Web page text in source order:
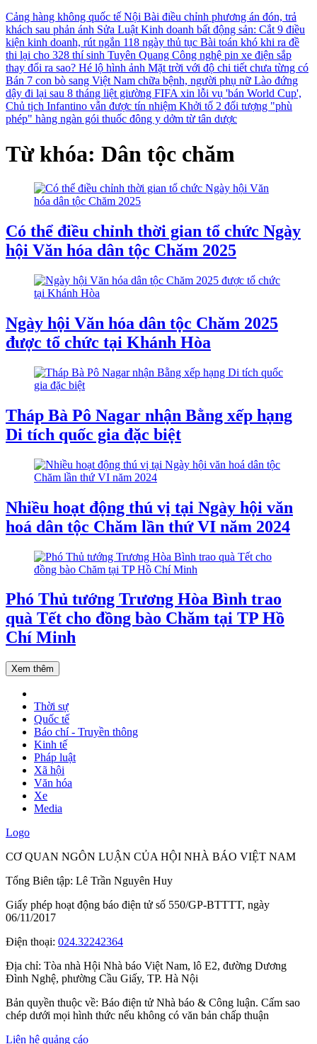
Cảng hàng không quốc tế Nội Bài điều chỉnh phương án đón, trả
khách sau phản ánh Sửa Luật Kinh doanh bất động sản: Cắt 9 điều
kiện kinh doanh, rút ngắn 118 ngày thủ tục Bài toán khó khi ra đề
thi lại cho 328 thí sinh Tuyên Quang Công nghệ pin xe điện sắp
thay đổi ra sao? Hé lộ hình ảnh Mặt trời với độ chi tiết chưa từng có
Bán 7 con bò sang Việt Nam chữa bệnh, người phụ nữ Lào đứng
dậy đi lại sau 8 tháng liệt giường FIFA xin lỗi vụ 'bán World Cup',
Chủ tịch Infantino vẫn được tín nhiệm Khởi tố 2 đối tượng "phù
phép" hàng ngàn gói thuốc đông y dởm từ tân dược
Từ khóa: Dân tộc chăm
Có thể điều chỉnh thời gian tổ chức Ngày
hội Văn hóa dân tộc Chăm 2025
Ngày hội Văn hóa dân tộc Chăm 2025
được tổ chức tại Khánh Hòa
Tháp Bà Pô Nagar nhận Bằng xếp hạng
Di tích quốc gia đặc biệt
Nhiều hoạt động thú vị tại Ngày hội văn
hoá dân tộc Chăm lần thứ VI năm 2024
Phó Thủ tướng Trương Hòa Bình trao
quà Tết cho đồng bào Chăm tại TP Hồ
Chí Minh
Xem thêm
Thời sự
Quốc tế
Báo chí - Truyền thông
Kinh tế
Pháp luật
Xã hội
Văn hóa
Xe
Media
Logo
CƠ QUAN NGÔN LUẬN CỦA HỘI NHÀ BÁO VIỆT NAM
Tổng Biên tập: Lê Trần Nguyên Huy
Giấy phép hoạt động báo điện tử số 550/GP-BTTTT, ngày
06/11/2017
Điện thoại: 024.32242364
Địa chỉ: Tòa nhà Hội Nhà báo Việt Nam, lô E2, đường Dương
Đình Nghệ, phường Cầu Giấy, TP. Hà Nội
Bản quyền thuộc về: Báo điện tử Nhà báo & Công luận. Cấm sao
chép dưới mọi hình thức nếu không có văn bản chấp thuận
Liên hệ quảng cáo